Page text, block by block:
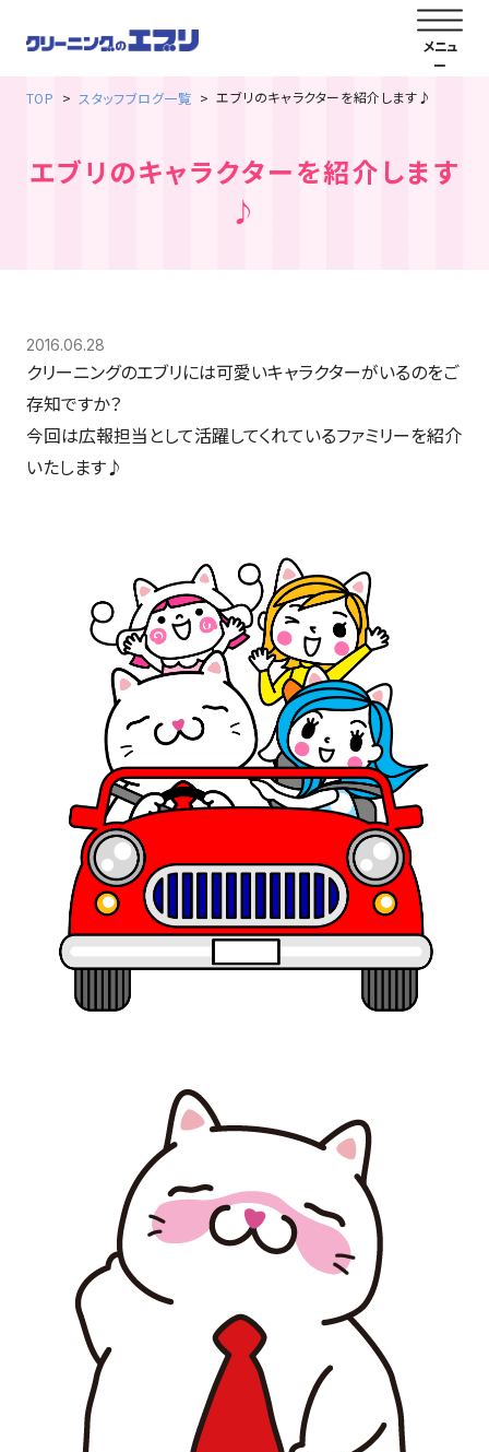
TOP スタッフブログ一覧 エブリのキャラクターを紹介します♪
エブリのキャラクターを紹介します
♪
2016.06.28
クリーニングのエブリには可愛いキャラクターがいるのをご
存知ですか？
今回は広報担当として活躍してくれているファミリーを紹介
いたします♪